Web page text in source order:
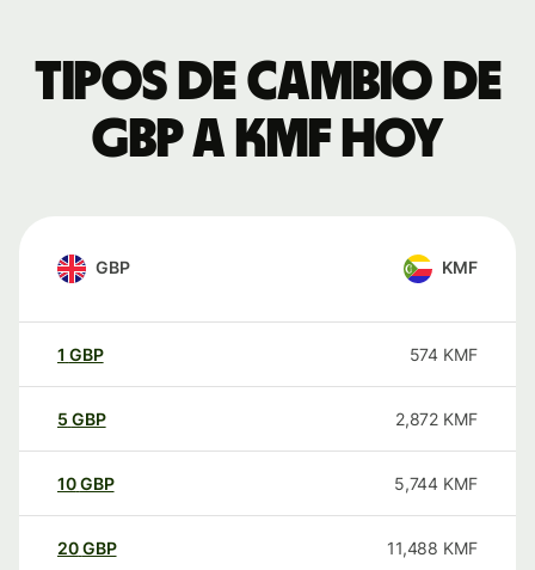
Tipos de cambio de
GBP a KMF hoy
GBP KMF
1 GBP 574 KMF
5 GBP 2,872 KMF
10GBP 5,744 KMF
20GBP 11,488 KMF